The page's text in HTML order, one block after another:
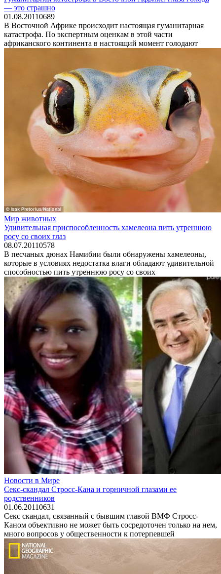
— это страшно
01.08.20110689
В Восточной Африке происходит настоящая гуманитарная
катастрофа. По экспертным оценкам в этой части
африканского континента в настоящий момент голодают
Мир животных
Удивительная приспособленность хамелеона пить утреннюю
росу со своих глаз
08.07.20110578
В песчаных дюнах Намибии были обнаружены хамелеоны,
которые в условиях недостатка влаги обладают удивительной
способностью пить утреннюю росу со своих
Новости в Мире
Секс-скандал Стросс-Кана и горничной глазами ее
родственников
01.06.20110631
Секс скандал, связанный с бывшим главой ВМФ Стросс-
Каном объективно не может быть сосредоточен только на нем,
много вопросов у общественности к потерпевшей